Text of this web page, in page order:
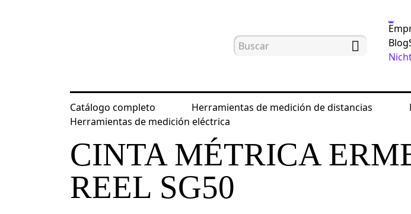
Blog
Catálogo completo Herramientas de medición de distancias
Herramientas de medición eléctrica
Inicio Catálogo Herramientas de medición de distancias
CINTA MÉTRICA
REEL SG50